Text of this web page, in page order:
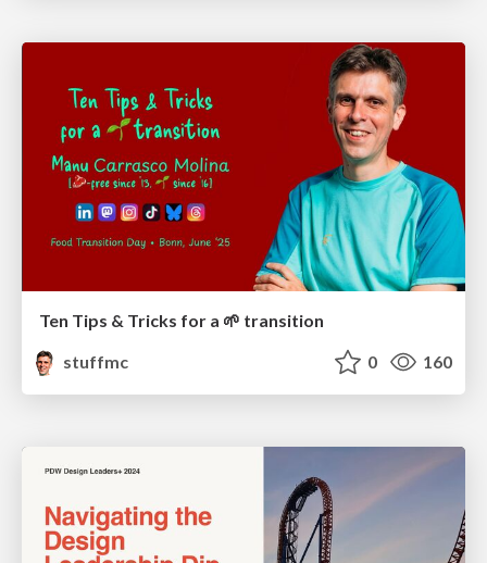
Ten Tips & Tricks for a 🌱 transition
stuffmc
0 160